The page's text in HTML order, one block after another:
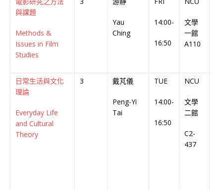
與課題
Methods &
Issues in Film
Studies
Yau
Ching
14:00-
16:50
文學
一館
A110
日常生活與文化
理論
Everyday Life
and Cultural
Theory
3 戴芃儀
Peng-Yi
Tai
TUE
14:00-
16:50
NCU
文學
二館
C2-
437